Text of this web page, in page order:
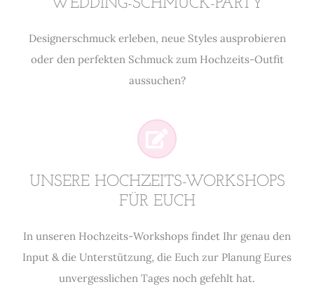
WEDDING-SCHMUCK-PARTY
Designerschmuck erleben, neue Styles ausprobieren
oder den perfekten Schmuck zum Hochzeits-Outfit
aussuchen?
UNSERE HOCHZEITS-WORKSHOPS
FÜR EUCH
In unseren Hochzeits-Workshops findet Ihr genau den
Input & die Unterstützung, die Euch zur Planung Eures
unvergesslichen Tages noch gefehlt hat.